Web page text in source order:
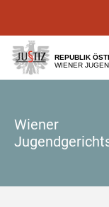
[1]
[2]
[3]
REPUBLIK
WIENER
Wiener